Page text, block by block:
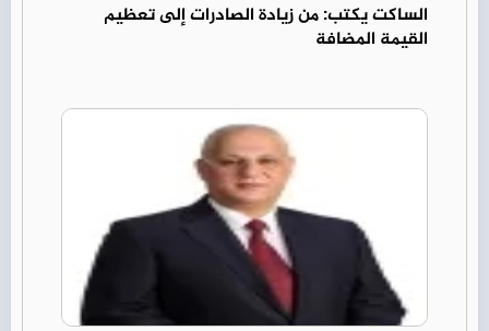
الساكت يكتب: من زيادة الصادرات إلى تعظيم
القيمة المضافة